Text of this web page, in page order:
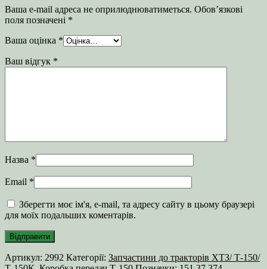
Ваша e-mail адреса не оприлюднюватиметься. Обов’язкові
поля позначені *
Ваша оцінка *
Ваш відгук *
Назва *
Email *
Зберегти моє ім'я, e-mail, та адресу сайту в цьому браузері
для моїх подальших коментарів.
Артикул: 2992 Категорії: Запчастини до тракторів ХТЗ/ Т-150/